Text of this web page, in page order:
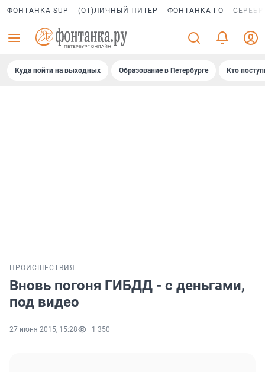
ФОНТАНКА SUP (ОТ)ЛИЧНЫЙ ПИТЕР ФОНТАНКА ГО
Куда пойти на выходных Образование в Петербурге Кто
ПРОИСШЕСТВИЯ
Вновь погоня ГИБДД - с деньгами,
под видео
27 июня 2015, 15:28 1 350